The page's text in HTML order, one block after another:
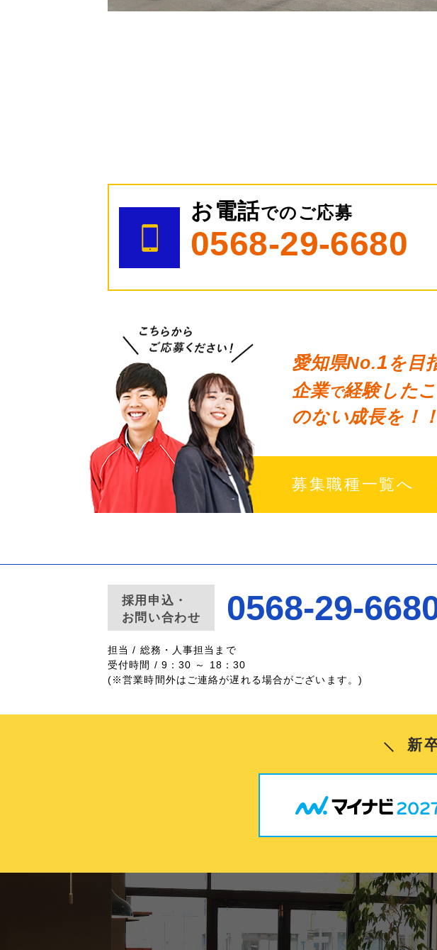
お電話でのご応募
0568-29-6680
愛知県No.1を目
企業で経験した
のない成長を！！
募集職種一覧へ
採用申込・
お問い合わせ
0568-29-
担当 / 総務・人事担当まで
受付時間 / 9：30 ～ 18：30
(※営業時間外はご連絡が遅れる場合がございます。)
新